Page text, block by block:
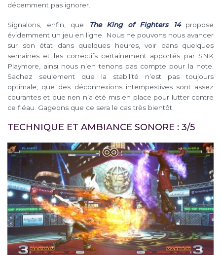
décemment pas ignorer.
Signalons, enfin, que The King of Fighters 14propose
évidemment un jeu en ligne. Nous ne pouvons nous avancer
sur son état dans quelques heures, voir dans quelques
semaines et les correctifs certainement apportés par SNK
Playmore, ainsi nous n’en tenons pas compte pour la note.
Sachez seulement que la stabilité n’est pas toujours
optimale, que des déconnexions intempestives sont assez
courantes et que rien n’a été mis en place pour lutter contre
ce fléau. Gageons que ce sera le cas très bientôt.
TECHNIQUE ET AMBIANCE SONORE : 3/5